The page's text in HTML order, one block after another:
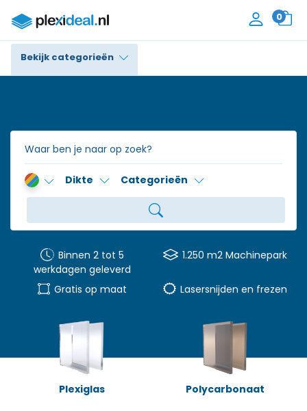
0
Bekijk categorieën
Trespa® / HPL
Alupanel / Dibond®
Accessoires
Dikte Categorieën
Binnen 2 tot 5
werkdagen geleverd
1.250 m2 Machinepark
Gratis op maat Lasersnijden en frezen
Plexiglas Polycarbonaat